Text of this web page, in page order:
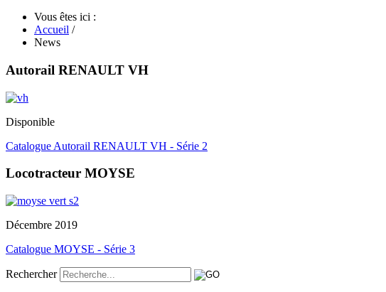
Vous êtes ici :
Accueil /
News
Autorail RENAULT VH
Disponible
Catalogue Autorail RENAULT VH - Série 2
Locotracteur MOYSE
Décembre 2019
Catalogue MOYSE - Série 3
Rechercher